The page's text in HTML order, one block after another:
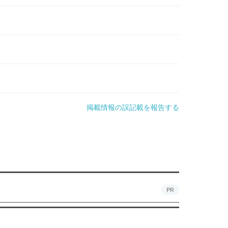
掲載情報の誤記載を報告する
PR